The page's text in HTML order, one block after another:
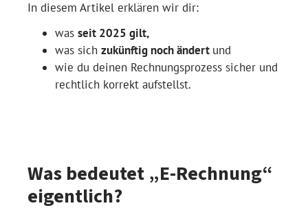
In diesem Artikel erklären wir dir:
was seit 2025 gilt,
was sich zukünftig noch ändert und
wie du deinen Rechnungsprozess sicher und
rechtlich korrekt aufstellst.
Was bedeutet „E-Rechnung“
eigentlich?